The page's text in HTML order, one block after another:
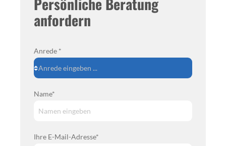
anfordern
Anrede *
Name*
Ihre E-Mail-Adresse*